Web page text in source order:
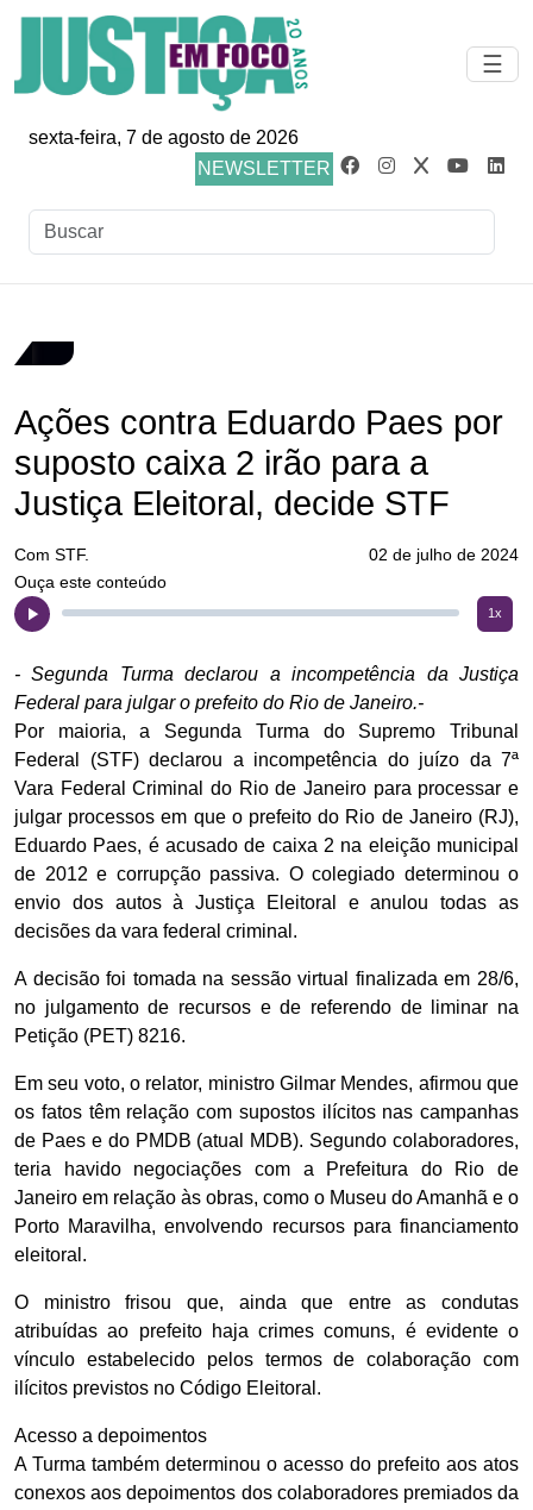
☰
sexta-feira, 7 de agosto de 2026
NEWSLETTER
Ações contra Eduardo Paes por
suposto caixa 2 irão para a
Justiça Eleitoral, decide STF
Com STF.
02 de julho de 2024
Ouça este conteúdo
1x
- Segunda Turma declarou a incompetência da Justiça
Federal para julgar o prefeito do Rio de Janeiro.-
Por maioria, a Segunda Turma do Supremo Tribunal
Federal (STF) declarou a incompetência do juízo da 7ª
Vara Federal Criminal do Rio de Janeiro para processar e
julgar processos em que o prefeito do Rio de Janeiro (RJ),
Eduardo Paes, é acusado de caixa 2 na eleição municipal
de 2012 e corrupção passiva. O colegiado determinou o
envio dos autos à Justiça Eleitoral e anulou todas as
decisões da vara federal criminal.
A decisão foi tomada na sessão virtual finalizada em 28/6,
no julgamento de recursos e de referendo de liminar na
Petição (PET) 8216.
Em seu voto, o relator, ministro Gilmar Mendes, afirmou que
os fatos têm relação com supostos ilícitos nas campanhas
de Paes e do PMDB (atual MDB). Segundo colaboradores,
teria havido negociações com a Prefeitura do Rio de
Janeiro em relação às obras, como o Museu do Amanhã e o
Porto Maravilha, envolvendo recursos para financiamento
eleitoral.
O ministro frisou que, ainda que entre as condutas
atribuídas ao prefeito haja crimes comuns, é evidente o
vínculo estabelecido pelos termos de colaboração com
ilícitos previstos no Código Eleitoral.
Acesso a depoimentos
A Turma também determinou o acesso do prefeito aos atos
conexos aos depoimentos dos colaboradores premiados da